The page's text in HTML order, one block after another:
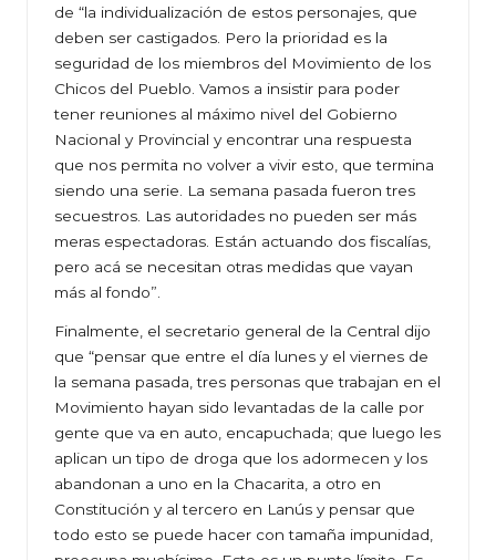
de “la individualización de estos personajes, que
deben ser castigados. Pero la prioridad es la
seguridad de los miembros del Movimiento de los
Chicos del Pueblo. Vamos a insistir para poder
tener reuniones al máximo nivel del Gobierno
Nacional y Provincial y encontrar una respuesta
que nos permita no volver a vivir esto, que termina
siendo una serie. La semana pasada fueron tres
secuestros. Las autoridades no pueden ser más
meras espectadoras. Están actuando dos fiscalías,
pero acá se necesitan otras medidas que vayan
más al fondo”.
Finalmente, el secretario general de la Central dijo
que “pensar que entre el día lunes y el viernes de
la semana pasada, tres personas que trabajan en el
Movimiento hayan sido levantadas de la calle por
gente que va en auto, encapuchada; que luego les
aplican un tipo de droga que los adormecen y los
abandonan a uno en la Chacarita, a otro en
Constitución y al tercero en Lanús y pensar que
todo esto se puede hacer con tamaña impunidad,